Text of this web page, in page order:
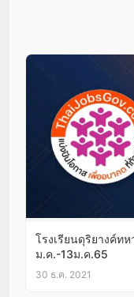
โรงเรียนดุริยางค์ท
ม.ค.-13ม.ค.65
30 ธ.ค. 2021